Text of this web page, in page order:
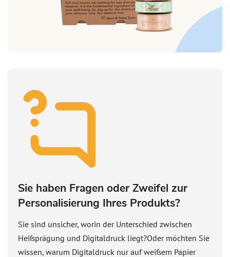
Sie haben Fragen oder Zweifel zur
Personalisierung Ihres Produkts?
Sie sind unsicher, worin der Unterschied zwischen
Heißprägung und Digitaldruck liegt?Oder möchten Sie
wissen, warum Digitaldruck nur auf weißem Papier